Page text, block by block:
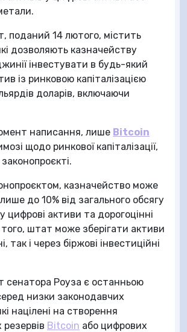
поданий 14 лютого, містить
дозволяють казначейству
інвестувати в будь-який
із ринковою капіталізацією
доларів, включаючи
написання, лише Bitcoin
щодо ринкової капіталізації,
казначейство може
до 10% від загального обсягу
цифрові активи та дорогоцінні
штат може зберігати активи
так і через біржові інвестиційні
сенатора Роуза є останньою
низки законодавчих
націлені на створення
резервів Bitcoin або цифрових